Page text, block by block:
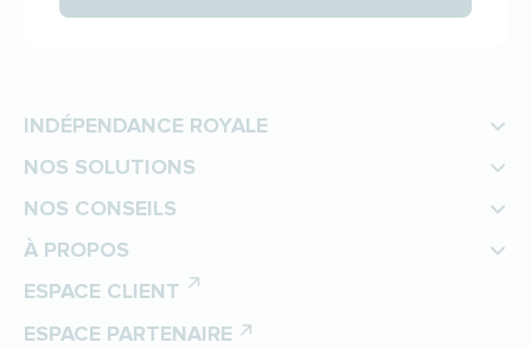
INDÉPENDANCE ROYALE
NOS SOLUTIONS
NOS CONSEILS
À PROPOS
ESPACE CLIENT
ESPACE PARTENAIRE